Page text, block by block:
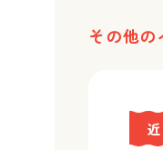
その他の